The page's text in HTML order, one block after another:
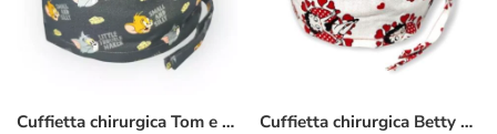
Cuffietta chirurgica Tom e Jerry
Cuffietta chirurgica Betty Boop